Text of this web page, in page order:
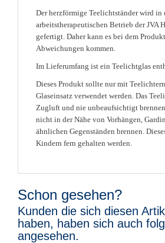
Derherzförmige Teelichtständer wird in
arbeitstherapeutischen Betrieb der JVA
gefertigt. Daher kann es bei dem
Abweichungen kommen.
Im Lieferumfang ist ein Teelichtglas
Dieses Produkt sollte nur mit
Glaseinsatz verwendet werden. Das
Zugluft und nie unbeaufsichtigt
nicht in der Nähe von Vorhängen,
ähnlichen Gegenständen brennen.
Kindern fern gehalten werden.
Schon gesehen?
Kunden die sich diesen
haben, haben sich auch
angesehen.